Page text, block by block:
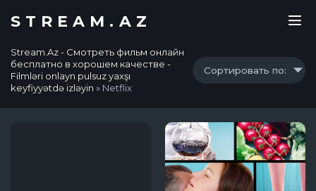
STREAM.AZ
Stream.Az - Смотреть фильм онлайн
бесплатно в хорошем качестве -
Filmləri onlayn pulsuz yaxşı
keyfiyyətdə izləyin » Netflix
Сортировать по: